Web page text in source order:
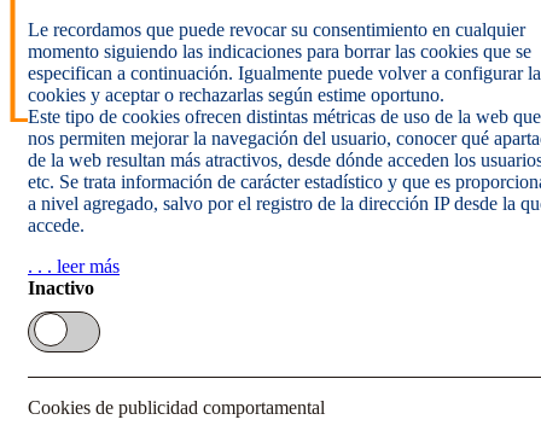
Le recordamos que puede revocar su consentimiento en cualquier
momento siguiendo las indicaciones para borrar las cookies que se
especifican a continuación. Igualmente puede volver a configurar
cookies y aceptar o rechazarlas según estime oportuno.
Este tipo de cookies ofrecen distintas métricas de uso de la web que
nos permiten mejorar la navegación del usuario, conocer qué
de la web resultan más atractivos, desde dónde acceden los
etc. Se trata información de carácter estadístico y que es
a nivel agregado, salvo por el registro de la dirección IP desde la
accede.
. . . leer más
Inactivo
Cookies de publicidad comportamental